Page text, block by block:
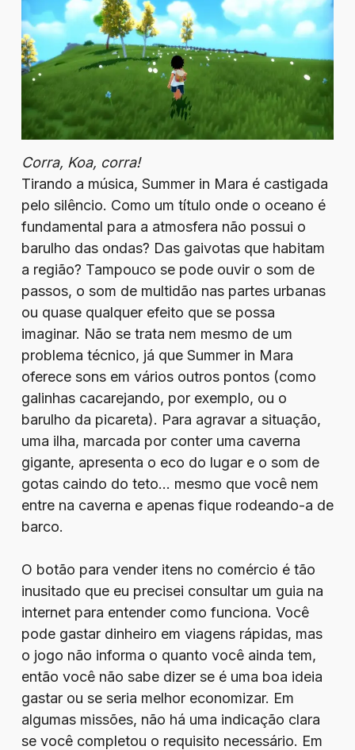
Corra, Koa, corra!
Tirando a música, Summer in Mara é castigada
pelo silêncio. Como um título onde o oceano é
fundamental para a atmosfera não possui o
barulho das ondas? Das gaivotas que habitam
a região? Tampouco se pode ouvir o som de
passos, o som de multidão nas partes urbanas
ou quase qualquer efeito que se possa
imaginar. Não se trata nem mesmo de um
problema técnico, já que Summer in Mara
oferece sons em vários outros pontos (como
galinhas cacarejando, por exemplo, ou o
barulho da picareta). Para agravar a situação,
uma ilha, marcada por conter uma caverna
gigante, apresenta o eco do lugar e o som de
gotas caindo do teto… mesmo que você nem
entre na caverna e apenas fique rodeando-a de
barco.
O botão para vender itens no comércio é tão
inusitado que eu precisei consultar um guia na
internet para entender como funciona. Você
pode gastar dinheiro em viagens rápidas, mas
o jogo não informa o quanto você ainda tem,
então você não sabe dizer se é uma boa ideia
gastar ou se seria melhor economizar. Em
algumas missões, não há uma indicação clara
se você completou o requisito necessário. Em